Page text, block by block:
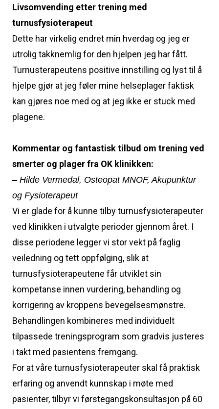
Livsomvending etter trening med
turnusfysioterapeut
Dette har virkelig endret min hverdag og jeg er
utrolig takknemlig for den hjelpen jeg har fått.
Turnusterapeutens positive innstilling og lyst til å
hjelpe gjør at jeg føler mine helseplager faktisk
kan gjøres noe med og at jeg ikke er stuck med
plagene.
Kommentar og fantastisk tilbud om trening ved
smerter og plager fra OK klinikken:
– Hilde Vermedal, Osteopat MNOF, Akupunktur
og Fysioterapeut
Vi er glade for å kunne tilby turnusfysioterapeuter
ved klinikken i utvalgte perioder gjennom året. I
disse periodene legger vi stor vekt på faglig
veiledning og tett oppfølging, slik at
turnusfysioterapeutene får utviklet sin
kompetanse innen vurdering, behandling og
korrigering av kroppens bevegelsesmønstre.
Behandlingen kombineres med individuelt
tilpassede treningsprogram som gradvis justeres
i takt med pasientens fremgang.
For at våre turnusfysioterapeuter skal få praktisk
erfaring og anvendt kunnskap i møte med
pasienter, tilbyr vi førstegangskonsultasjon på 60